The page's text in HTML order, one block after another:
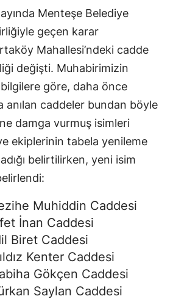
Menteşe Belediye
geçen karar
Mahallesi’ndeki cadde
değişti. Muhabirimizin
göre, daha önce
anılan caddeler bundan böyle
damga vurmuş isimleri
ekiplerinin tabela yenileme
belirtilirken, yeni isim
Muhiddin Caddesi
İnan Caddesi
Biret Caddesi
Kenter Caddesi
Gökçen Caddesi
Saylan Caddesi